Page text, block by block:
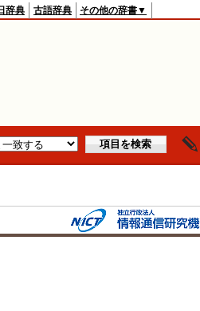
辞典 古語辞典 その他の辞書▼